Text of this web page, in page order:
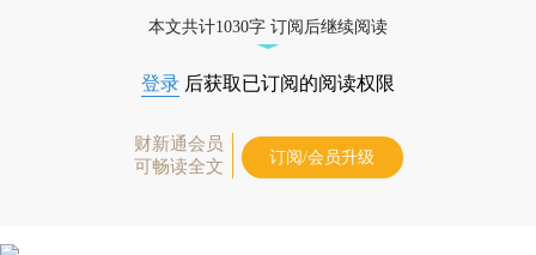
本文共计1030字 订阅后继续阅读
登录 后获取已订阅的阅读权限
财新通会员
可畅读全文
订阅/会员升级